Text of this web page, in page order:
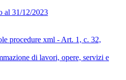
al 31/12/2023
procedure xml - Art. 1, c. 32,
di lavori, opere, servizi e